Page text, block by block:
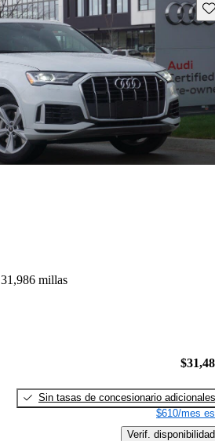
31,986 millas
Sin tasas de concesionario adicionales
$610/mes
Verif. disponibilidad